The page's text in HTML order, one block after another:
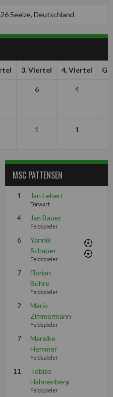
Seelze, Deutschland
3. Viertel 4. Viertel
6 4
1 1
MSC PATTENSEN
1 Jan Lebert
Torwart
4 Jan Bauer
Feldspieler
6
Yannik
Schaper
Feldspieler
7
Florian
Bühre
Feldspieler
2
Mario
Zimmermann
Feldspieler
7
Mareike
Hemmer
Feldspieler
11
Tobias
Hahnenberg
Feldspieler